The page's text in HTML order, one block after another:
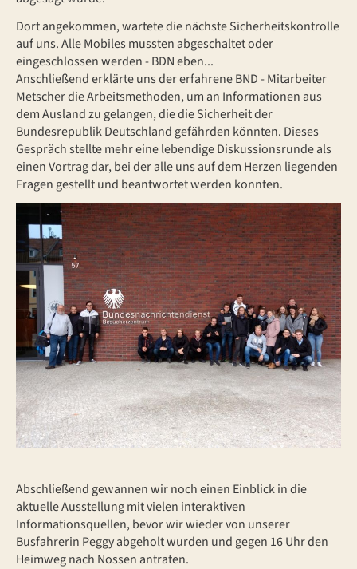
Dort angekommen, wartete die nächste Sicherheitskontrolle
auf uns. Alle Mobiles mussten abgeschaltet oder
eingeschlossen werden - BDN eben...
Anschließend erklärte uns der erfahrene BND - Mitarbeiter
Metscher die Arbeitsmethoden, um an Informationen aus
dem Ausland zu gelangen, die die Sicherheit der
Bundesrepublik Deutschland gefährden könnten. Dieses
Gespräch stellte mehr eine lebendige Diskussionsrunde als
einen Vortrag dar, bei der alle uns auf dem Herzen liegenden
Fragen gestellt und beantwortet werden konnten.
Abschließend gewannen wir noch einen Einblick in die
aktuelle Ausstellung mit vielen interaktiven
Informationsquellen, bevor wir wieder von unserer
Busfahrerin Peggy abgeholt wurden und gegen 16 Uhr den
Heimweg nach Nossen antraten.